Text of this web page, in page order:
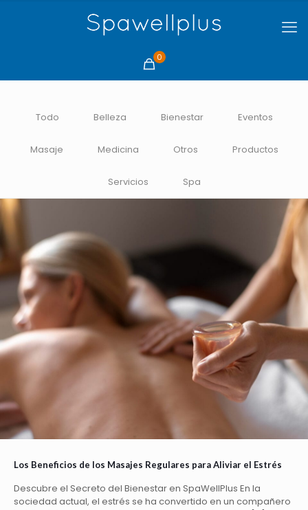
0
Todo Belleza Bienestar Eventos
Masaje Medicina Otros Productos
Servicios Spa
Los Beneficios de los Masajes Regulares para Aliviar el Estrés
Descubre el Secreto del Bienestar en SpaWellPlus En la
sociedad actual, el estrés se ha convertido en un compañero